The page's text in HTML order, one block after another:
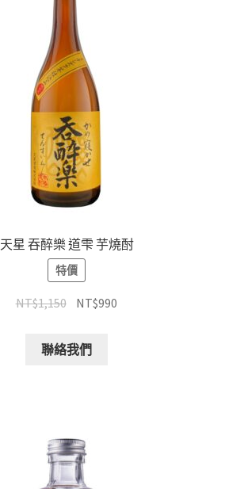
天星 吞醉樂 道雫 芋燒酎
特價
NT$1,150 NT$990
聯絡我們